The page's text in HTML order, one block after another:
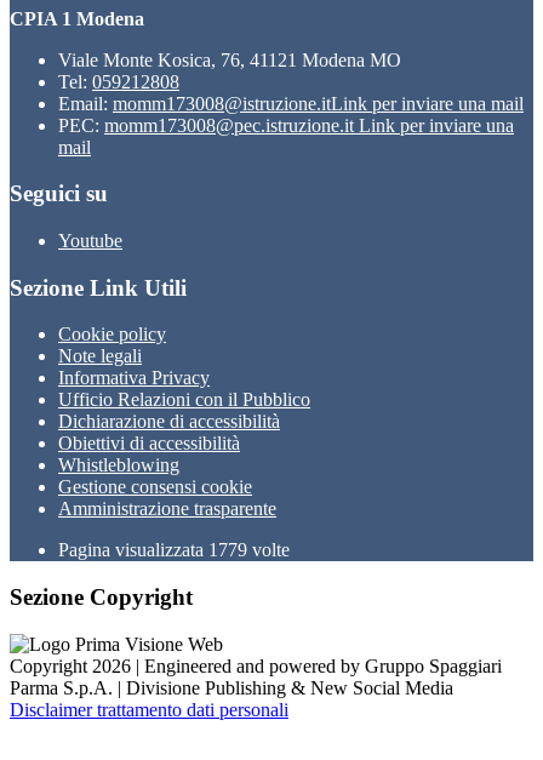
CPIA 1 Modena
Viale Monte Kosica, 76, 41121 Modena MO
Tel: 059212808
Email: momm173008@istruzione.itLink per inviare una mail
PEC: momm173008@pec.istruzione.it Link per inviare una
mail
Seguici su
Youtube
Sezione Link Utili
Cookie policy
Note legali
Informativa Privacy
Ufficio Relazioni con il Pubblico
Dichiarazione di accessibilità
Obiettivi di accessibilità
Whistleblowing
Gestione consensi cookie
Amministrazione trasparente
Pagina visualizzata 1779 volte
Sezione Copyright
Copyright 2026 | Engineered and powered by Gruppo Spaggiari
Parma S.p.A. | Divisione Publishing & New Social Media
Disclaimer trattamento dati personali